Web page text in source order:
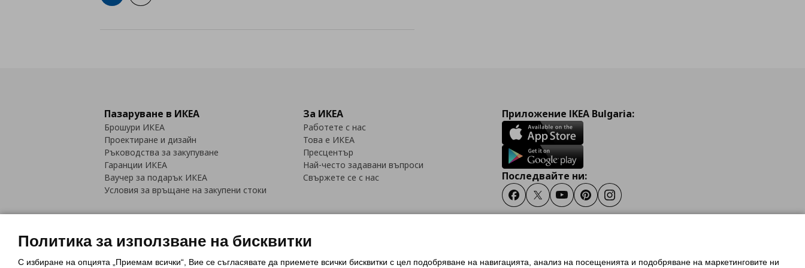
Пазаруване в ИКЕА
Брошури ИКЕА
Проектиране и дизайн
Ръководства за закупуване
Гаранции ИКЕА
Ваучер за подарък ИКЕА
Условия за връщане на закупени стоки
За ИКЕА
Работете с нас
Това е ИКЕА
Пресцентър
Най-често задавани въпроси
Свържете се с нас
Приложение IKEA Bulgaria:
Последвайте ни:
FacebookTwitterYoutubePinterestInstagram
Политика за използване на бисквитки
С избиране на опцията „Приемам всички“, Вие се съгласявате да приемете всички бисквитки с цел подобряване на навигацията, анализ на посещенията и подобряване на маркетинговите ни